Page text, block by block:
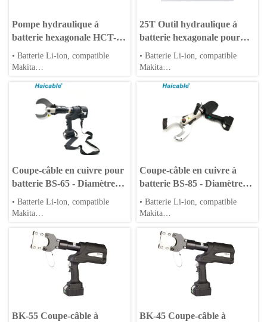
Pompe hydraulique à
batterie hexagonale HCT-
400 en cuivre
• Batterie Li-ion, compatible
Makita
solaire et éolienne
• Cycles de sertissage rapides et
rétraction automatique
• Matrices hexagonales et rondes
personnalisables
25T Outil hydraulique à
batterie hexagonale pour
installation d'éoliennes
HCT-630
• Batterie Li-ion, compatible
Makita
solaire et éolienne
• Cycles de sertissage rapides et
rétraction automatique
• Matrices hexagonales et rondes
personnalisables
Coupe-câble en cuivre pour
batterie BS-65 - Diamètre
max. 65 mm
• Batterie Li-ion, compatible
Makita
solaire et éolienne
• Cycles de sertissage rapides et
rétraction automatique
• Matrices hexagonales et rondes
Coupe-câble en cuivre à
batterie BS-85 - Diamètre
max. Φ85mm
• Batterie Li-ion, compatible
Makita
solaire et éolienne
• Cycles de sertissage rapides et
rétraction automatique
• Matrices hexagonales et rondes
BK-55 Coupe-câble à
BK-45 Coupe-câble à